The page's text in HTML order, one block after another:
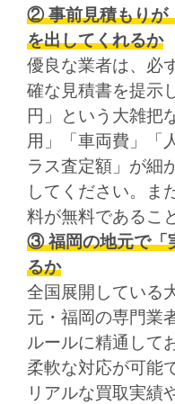
② 事前見積もりが
を出してくれるか
優良な業者は、必
確な見積書を提示
円」という大雑把
用」「車両費」「
ラス査定額」が細
してください。ま
料が無料であるこ
③ 福岡の地元で「
るか
全国展開している
元・福岡の専門業
ルールに精通して
柔軟な対応が可能
リアルな買取実績